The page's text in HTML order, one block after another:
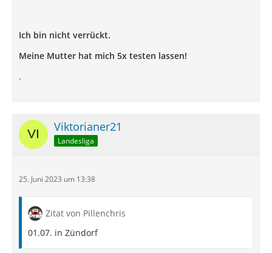
Ich bin nicht verrückt.
Meine Mutter hat mich 5x testen lassen!
.
Viktorianer21
Landesliga
25. Juni 2023 um 13:38
Zitat von Pillenchris
01.07. in Zündorf